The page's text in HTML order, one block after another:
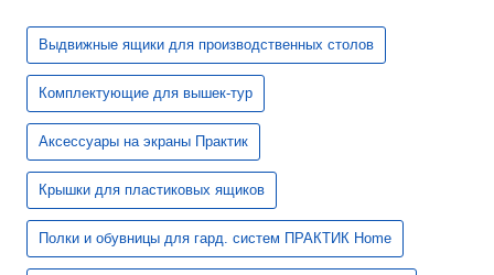
Выдвижные ящики для производственных столов
Комплектующие для вышек-тур
Аксессуары на экраны Практик
Крышки для пластиковых ящиков
Полки и обувницы для гард. систем ПРАКТИК Home